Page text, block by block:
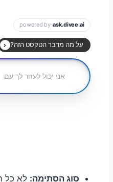
סוג הסתימה: לא כל